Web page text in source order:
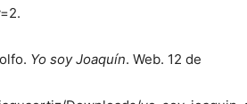
Yo soy Joaquín. Web. 12 de